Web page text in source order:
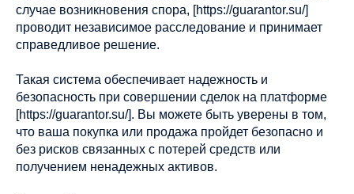
случае возникновения спора, [https://guarantor.su/]
проводит независимое расследование и принимает
справедливое решение.
Такая система обеспечивает надежность и
безопасность при совершении сделок на платформе
[https://guarantor.su/]. Вы можете быть уверены в том,
что ваша покупка или продажа пройдет безопасно и
без рисков связанных с потерей средств или
получением ненадежных активов.